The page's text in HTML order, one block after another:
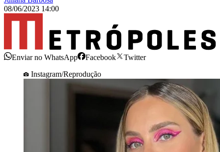
08/06/2023 14:00
Enviar no WhatsApp Facebook
Twitter
Instagram/Reprodução